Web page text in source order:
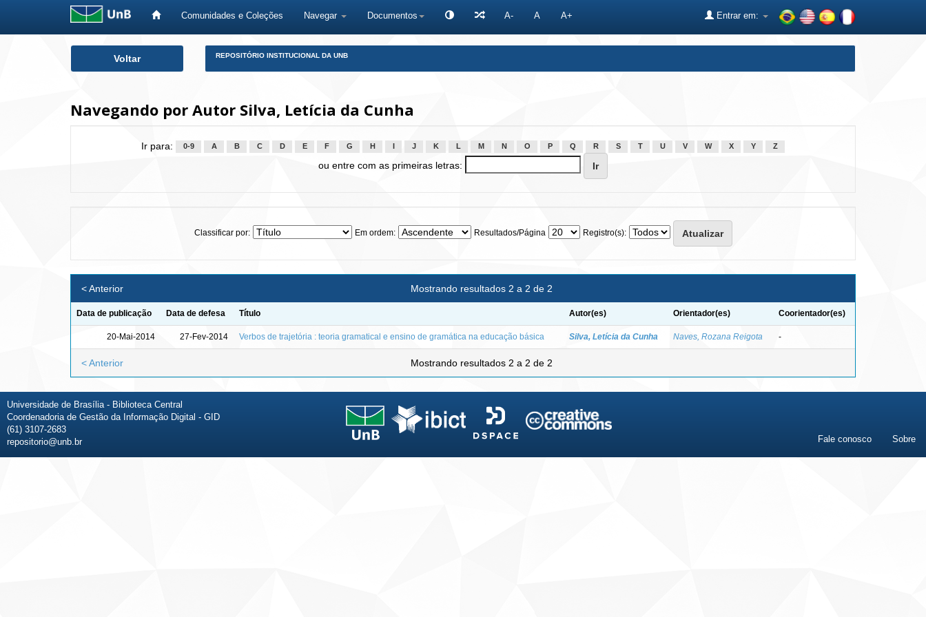
Comunidades e Coleções Navegar Documentos A- A A+ Entrar em:
Voltar REPOSITÓRIO INSTITUCIONAL DA UNB
Navegando por Autor Silva, Letícia da Cunha
Ir para: 0-9 A B C D E F G H J K L M N O P Q R S T U V W X Y Z
ou entre com as primeiras letras:
Classificar por: Em ordem: Resultados/Página Registro(s):
Mostrando resultados 2 a 2 de 2
< Anterior
Data de publicação Data de defesa Título Autor(es) Orientador(es) Coorientador(es)
20-Mai-2014 27-Fev-2014 Verbos de trajetória : teoria gramatical e ensino de gramática na educação básica Silva, Letícia da Cunha Naves, Rozana Reigota -
Mostrando resultados 2 a 2 de 2
< Anterior
Universidade de Brasília - Biblioteca Central
Coordenadoria de Gestão da Informação Digital - GID
(61) 3107-2683
repositorio@unb.br
Fale conosco Sobre